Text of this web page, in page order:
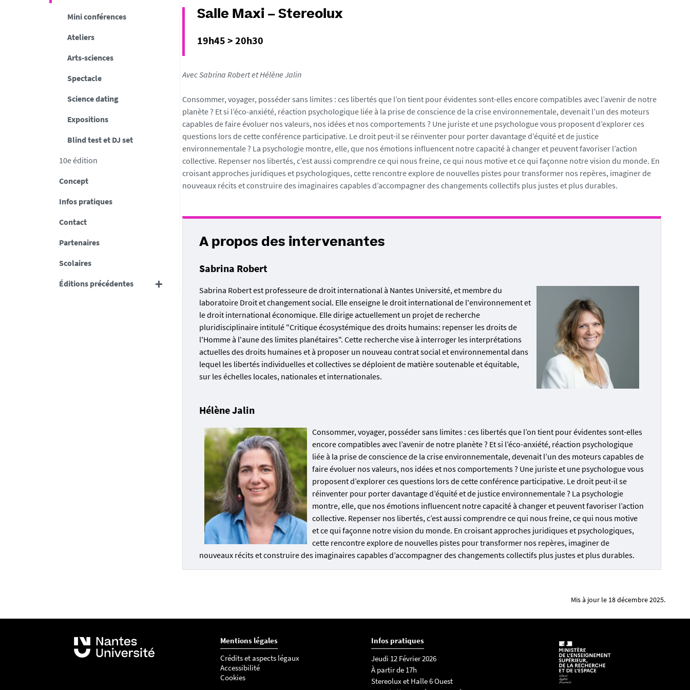
Mini conférences
Ateliers
Arts-sciences
Spectacle
Science dating
Expositions
Blind test et DJ set
10e édition
Concept
Infos pratiques
Contact
Partenaires
Scolaires
Éditions précédentes
Salle Maxi – Stereolux
19h45 > 20h30
Avec Sabrina Robert et Hélène Jalin
Consommer, voyager, posséder sans limites : ces libertés que l’on tient pour évidentes sont-elles encore compatibles avec l’avenir de notre
planète ? Et si l’éco-anxiété, réaction psychologique liée à la prise de conscience de la crise environnementale, devenait l’un des moteurs
capables de faire évoluer nos valeurs, nos idées et nos comportements ? Une juriste et une psychologue vous proposent d’explorer ces
questions lors de cette conférence participative. Le droit peut-il se réinventer pour porter davantage d’équité et de justice
environnementale ? La psychologie montre, elle, que nos émotions influencent notre capacité à changer et peuvent favoriser l’action
collective. Repenser nos libertés, c’est aussi comprendre ce qui nous freine, ce qui nous motive et ce qui façonne notre vision du monde. En
croisant approches juridiques et psychologiques, cette rencontre explore de nouvelles pistes pour transformer nos repères, imaginer de
nouveaux récits et construire des imaginaires capables d’accompagner des changements collectifs plus justes et plus durables.
A propos des intervenantes
Sabrina Robert
Sabrina Robert est professeure de droit international à Nantes Université, et membre du
laboratoire Droit et changement social. Elle enseigne le droit international de l'environnement et
le droit international économique. Elle dirige actuellement un projet de recherche
pluridisciplinaire intitulé "Critique écosystémique des droits humains: repenser les droits de
l'Homme à l'aune des limites planétaires". Cette recherche vise à interroger les interprétations
actuelles des droits humaines et à proposer un nouveau contrat social et environnemental dans
lequel les libertés individuelles et collectives se déploient de matière soutenable et équitable,
sur les échelles locales, nationales et internationales.
Hélène Jalin
Consommer, voyager, posséder sans limites : ces libertés que l’on tient pour évidentes sont-elles
encore compatibles avec l’avenir de notre planète ? Et si l’éco-anxiété, réaction psychologique
liée à la prise de conscience de la crise environnementale, devenait l’un des moteurs capables de
faire évoluer nos valeurs, nos idées et nos comportements ? Une juriste et une psychologue vous
proposent d’explorer ces questions lors de cette conférence participative. Le droit peut-il se
réinventer pour porter davantage d’équité et de justice environnementale ? La psychologie
montre, elle, que nos émotions influencent notre capacité à changer et peuvent favoriser l’action
collective. Repenser nos libertés, c’est aussi comprendre ce qui nous freine, ce qui nous motive
et ce qui façonne notre vision du monde. En croisant approches juridiques et psychologiques,
cette rencontre explore de nouvelles pistes pour transformer nos repères, imaginer de
nouveaux récits et construire des imaginaires capables d’accompagner des changements collectifs plus justes et plus durables.
Mis à jour le 18 décembre 2025.
Mentions légales
Crédits et aspects légaux
Accessibilité
Cookies
Infos pratiques
Jeudi 12 Février 2026
À partir de 17h
Stereolux et Halle 6 Ouest